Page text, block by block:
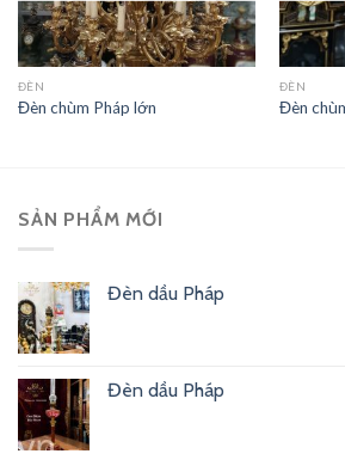
ĐÈN
Đèn chùm Pháp lớn
ĐÈN
Đèn
SẢN PHẨM MỚI
Đèn dầu Pháp
Đèn dầu Pháp